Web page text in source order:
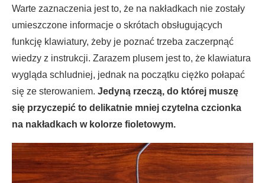
Warte zaznaczenia jest to, że na nakładkach nie zostały
umieszczone informacje o skrótach obsługujących
funkcję klawiatury, żeby je poznać trzeba zaczerpnąć
wiedzy z instrukcji. Zarazem plusem jest to, że klawiatura
wygląda schludniej, jednak na początku ciężko połapać
się ze sterowaniem. Jedyną rzeczą, do której muszę
się przyczepić to delikatnie mniej czytelna czcionka
na nakładkach w kolorze fioletowym.